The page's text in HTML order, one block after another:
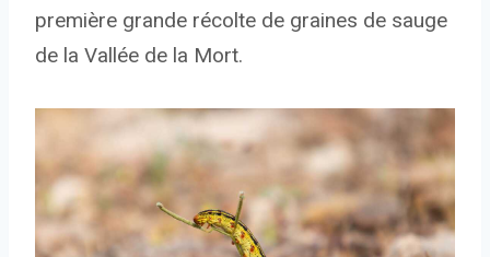
première grande récolte de graines de sauge
de la Vallée de la Mort.